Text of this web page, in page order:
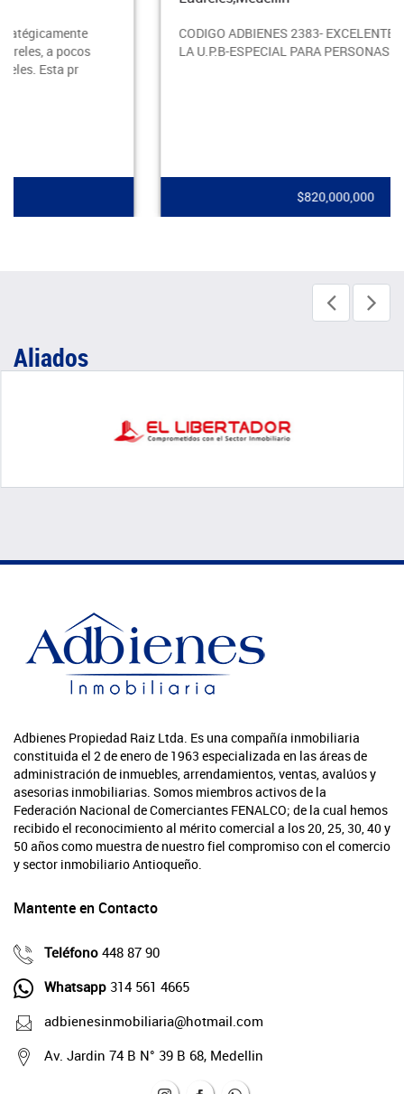
CODIGO ADBIENES 2383- EXCELENTE APTO CERCA A
LA U.P.B-ESPECIAL PARA PERSONAS ADULTAS-
Aliados
Adbienes Propiedad Raiz Ltda. Es una compañía inmobiliaria
constituida el 2 de enero de 1963 especializada en las áreas de
administración de inmuebles, arrendamientos, ventas, avalúos y
asesorias inmobiliarias. Somos miembros activos de la
Federación Nacional de Comerciantes FENALCO; de la cual hemos
recibido el reconocimiento al mérito comercial a los 20, 25, 30, 40 y
50 años como muestra de nuestro fiel compromiso con el comercio
y sector inmobiliario Antioqueño.
Mantente en Contacto
Teléfono 448 87 90
Whatsapp 314 561 4665
adbienesinmobiliaria@hotmail.com
Av. Jardin 74 B N° 39 B 68, Medellin